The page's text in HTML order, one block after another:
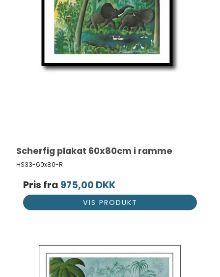
Scherfig plakat 60x80cm i ramme
HS33-60x80-R
Pris fra 975,00 DKK
VIS PRODUKT